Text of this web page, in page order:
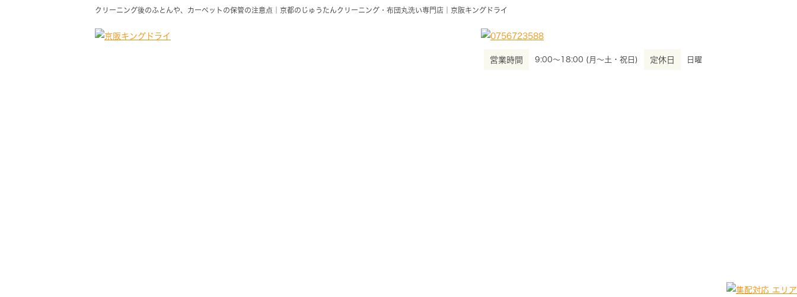
クリーニング後のふとんや、カーペットの保管の注意点｜京都のじゅうたんクリーニング・布団丸洗い専門店｜京阪キングドライ
営業時間 9:00～18:00 (月～土・祝日) 定休日 日曜